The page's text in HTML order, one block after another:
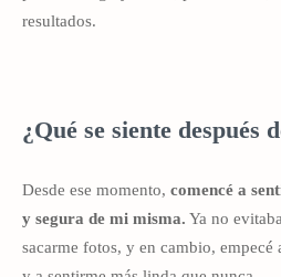
resultados.
¿Qué se siente después
Desde ese momento, comencé a
y segura de mi misma. Ya no
sacarme fotos, y en cambio,